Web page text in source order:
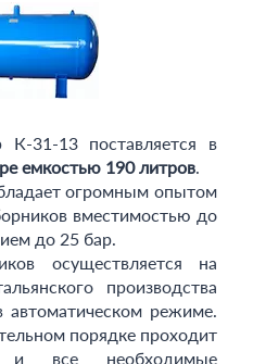
К-31-13 поставляется в
емкостью 190 литров.
огромным опытом
вместимостью до
до 25 бар.
осуществляется на
производства
режиме.
порядке проходит
и все необходимые